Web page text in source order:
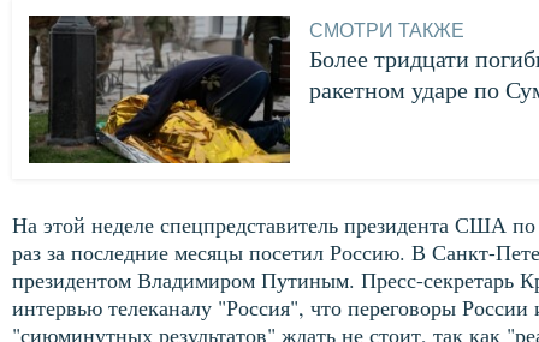
СМОТРИ ТАКЖЕ
Более тридцати
ракетном ударе по
На этой неделе спецпредставитель президента США
раз за последние месяцы посетил Россию. В Санкт-
президентом Владимиром Путиным. Пресс-секретарь
интервью телеканалу "Россия", что переговоры
"сиюминутных результатов" ждать не стоит, так как